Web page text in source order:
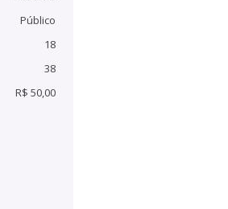
Público
18
38
R$ 50,00